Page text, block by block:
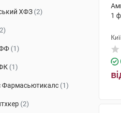
ХФЗ (2)
(1)
(1)
Фармасьютикалс (1)
(2)
1